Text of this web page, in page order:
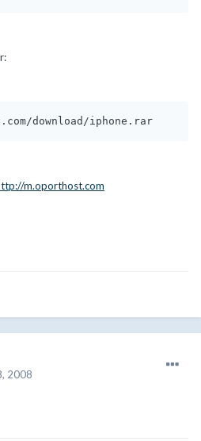
download/iphone.rar
m.oporthost.com
2008